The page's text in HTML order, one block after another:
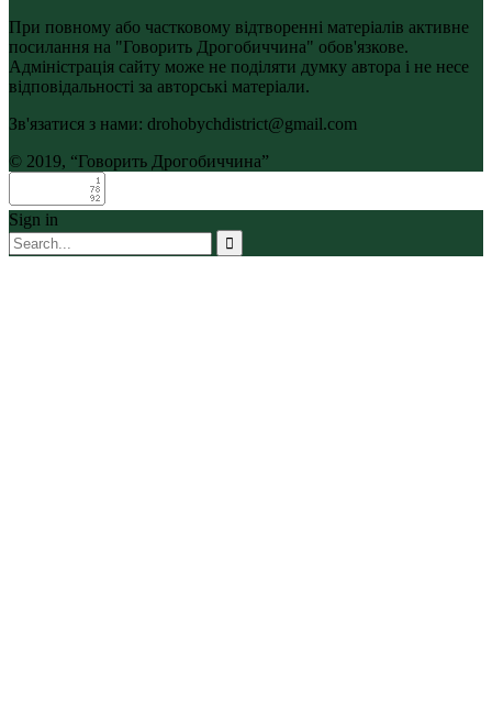
При повному або частковому відтворенні матеріалів активне
посилання на "Говорить Дрогобиччина" обов'язкове.
Адміністрація сайту може не поділяти думку автора і не несе
відповідальності за авторські матеріали.
Зв'язатися з нами: drohobychdistrict@gmail.com
© 2019, “Говорить Дрогобиччина”
Sign in